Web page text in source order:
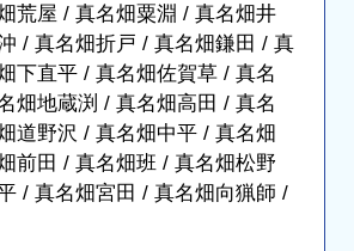
荒屋 / 真名畑粟淵 / 真名畑井
/ 真名畑折戸 / 真名畑鎌田 / 真
下直平 / 真名畑佐賀草 / 真名
畑地蔵渕 / 真名畑高田 / 真名
道野沢 / 真名畑中平 / 真名畑
前田 / 真名畑班 / 真名畑松野
/ 真名畑宮田 / 真名畑向猟師 /